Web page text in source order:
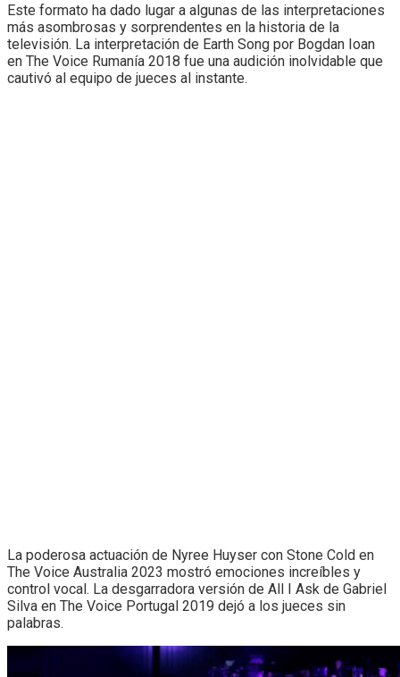
Este formato ha dado lugar a algunas de las interpretaciones
más asombrosas y sorprendentes en la historia de la
televisión. La interpretación de Earth Song por Bogdan Ioan
en The Voice Rumanía 2018 fue una audición inolvidable que
cautivó al equipo de jueces al instante.
La poderosa actuación de Nyree Huyser con Stone Cold en
The Voice Australia 2023 mostró emociones increíbles y
control vocal. La desgarradora versión de All I Ask de Gabriel
Silva en The Voice Portugal 2019 dejó a los jueces sin
palabras.